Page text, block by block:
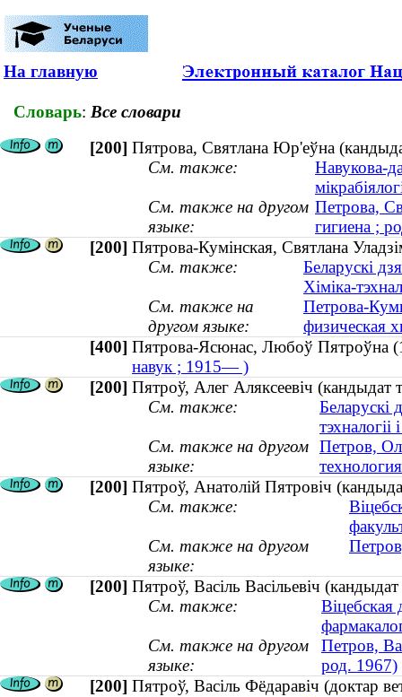
На главную
Словарь: Все словари
[200] Пятрова, Святлана Юр'еўна
См. также:
Навукова-
См. также на другом
языке:
Петрова,
гигиена ;
[200] Пятрова-Кумінская, Святлана
См. также:
Беларускі
Хіміка-
См. также на
другом языке:
Петрова-
физическая
[400] Пятрова-Ясюнас, Любоў
навук ; 1915— )
[200] Пятроў, Алег Аляксеевіч (кандыдат
См. также:
Беларускі
тэхналогіі
См. также на другом
языке:
Петров,
[200] Пятроў, Анатолій Пятровіч
См. также:
См. также на другом
языке:
[200] Пятроў, Васіль Васільевіч
См. также:
См. также на другом
языке:
Петров,
род. 1967)
[200] Пятроў, Васіль Фёдаравіч (доктар